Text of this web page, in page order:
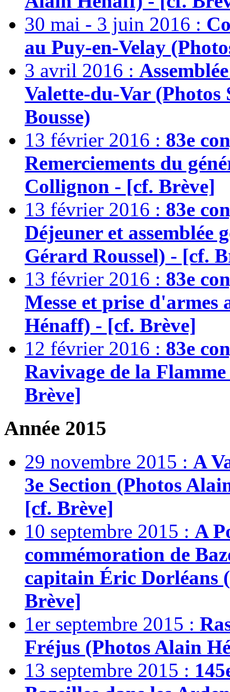
30 mai - 3 juin 2016 :
au Puy-en-Velay
3 avril 2016 :
Valette-du-Var (Photos
Bousse)
13 février 2016 : 83e
Remerciements du
Collignon - [cf. Brève]
13 février 2016 : 83e
Déjeuner et assemblée
Gérard Roussel) - [cf.
13 février 2016 : 83e
Messe et prise
Hénaff) - [cf. Brève]
12 février 2016 : 83e
Ravivage de la
Brève]
Année 2015
29 novembre 2015 : A
3e Section (Photos
[cf. Brève]
10 septembre 2015 : A
commémoration de
capitain Éric Dorléans
Brève]
1er septembre 2015 :
Fréjus (Photos Alain
13 septembre 2015 :